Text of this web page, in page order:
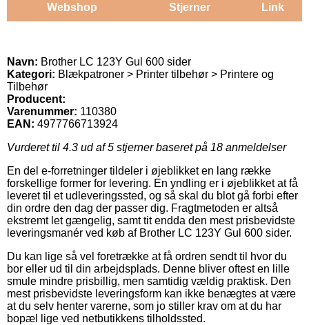
Webshop Stjerner Link
Navn: Brother LC 123Y Gul 600 sider
Kategori: Blækpatroner > Printer tilbehør > Printere og
Tilbehør
Producent:
Varenummer: 110380
EAN: 4977766713924
Vurderet til 4.3 ud af 5 stjerner baseret på 18 anmeldelser
En del e-forretninger tildeler i øjeblikket en lang række
forskellige former for levering. En yndling er i øjeblikket at få
leveret til et udleveringssted, og så skal du blot gå forbi efter
din ordre den dag der passer dig. Fragtmetoden er altså
ekstremt let gængelig, samt tit endda den mest prisbevidste
leveringsmanér ved køb af Brother LC 123Y Gul 600 sider.
Du kan lige så vel foretrække at få ordren sendt til hvor du
bor eller ud til din arbejdsplads. Denne bliver oftest en lille
smule mindre prisbillig, men samtidig vældig praktisk. Den
mest prisbevidste leveringsform kan ikke benægtes at være
at du selv henter varerne, som jo stiller krav om at du har
bopæl lige ved netbutikkens tilholdssted.